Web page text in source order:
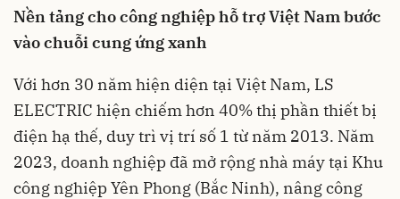
Nền tảng cho công nghiệp hỗ trợ Việt Nam bước
vào chuỗi cung ứng xanh
Với hơn 30 năm hiện diện tại Việt Nam, LS
ELECTRIC hiện chiếm hơn 40% thị phần thiết bị
điện hạ thế, duy trì vị trí số 1 từ năm 2013. Năm
2023, doanh nghiệp đã mở rộng nhà máy tại Khu
công nghiệp Yên Phong (Bắc Ninh), nâng công